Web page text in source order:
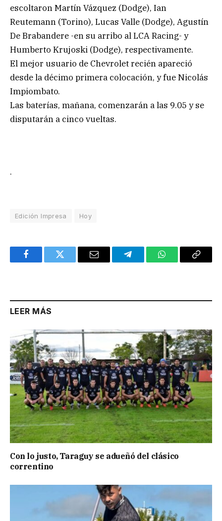
escoltaron Martín Vázquez (Dodge), Ian
Reutemann (Torino), Lucas Valle (Dodge), Agustín
De Brabandere -en su arribo al LCA Racing- y
Humberto Krujoski (Dodge), respectivamente.
El mejor usuario de Chevrolet recién apareció
desde la décimo primera colocación, y fue Nicolás
Impiombato.
Las baterías, mañana, comenzarán a las 9.05 y se
disputarán a cinco vueltas.
.
Edición Impresa Hoy
FacebookTwitter Email TelegramWhatsAppCopy
LEER MÁS
Con lo justo, Taraguy se adueñó del clásico
correntino